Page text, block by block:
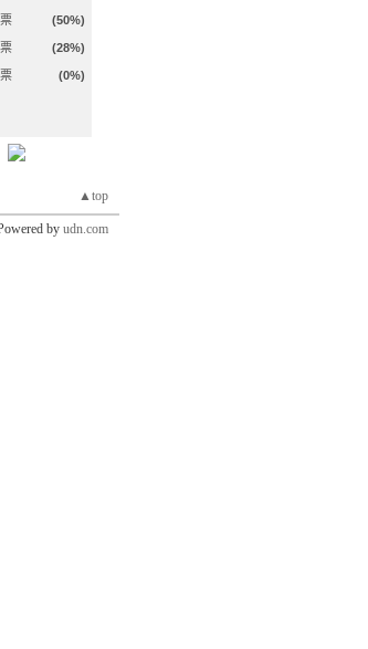
票 (50%)
票 (28%)
票 (0%)
▲top
by udn.com